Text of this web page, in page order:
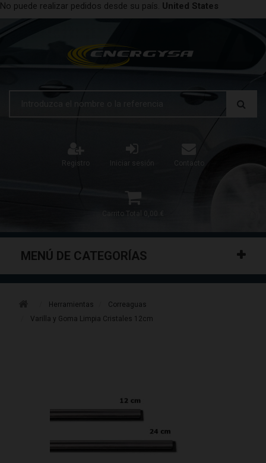
No puede realizar pedidos desde su país. United States
Registro Iniciar sesión Contacto
Carrito Total 0,00 €
MENÚ DE CATEGORÍAS
Herramientas
Correaguas
Varilla y Goma Limpia Cristales 12cm